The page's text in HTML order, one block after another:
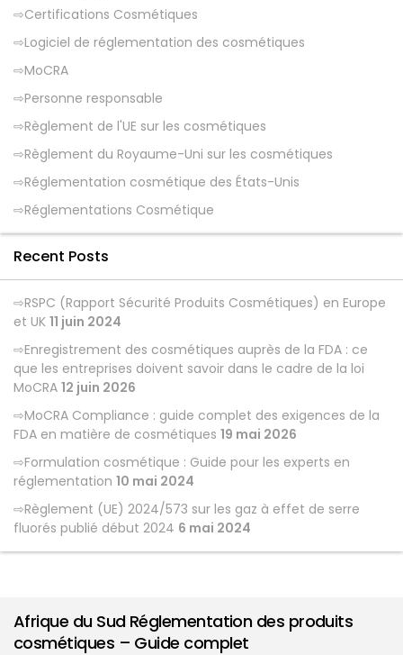
Afrique du Sud Réglementation des produits
cosmétiques – Guide complet
Certifications Cosmétiques
Logiciel de réglementation des cosmétiques
MoCRA
Personne responsable
Règlement de l'UE sur les cosmétiques
Règlement du Royaume-Uni sur les cosmétiques
Réglementation cosmétique des États-Unis
Réglementations Cosmétique
Recent Posts
RSPC (Rapport Sécurité Produits Cosmétiques) en Europe
et UK 11 juin 2024
Enregistrement des cosmétiques auprès de la FDA : ce
que les entreprises doivent savoir dans le cadre de la loi
MoCRA 12 juin 2026
MoCRA Compliance : guide complet des exigences de la
FDA en matière de cosmétiques 19 mai 2026
Formulation cosmétique : Guide pour les experts en
réglementation 10 mai 2024
Règlement (UE) 2024/573 sur les gaz à effet de serre
fluorés publié début 2024 6 mai 2024